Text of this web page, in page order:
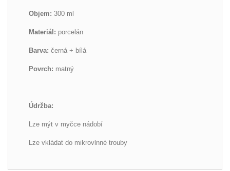
Objem: 300 ml
Materiál: porcelán
Barva: černá + bílá
Povrch: matný
Údržba:
Lze mýt v myčce nádobí
Lze vkládat do mikrovlnné trouby